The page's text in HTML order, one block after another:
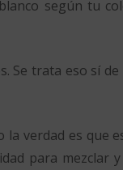
según tu
Se trata eso sí de
verdad es que
para mezclar